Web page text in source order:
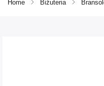
Home / Biżuteria /